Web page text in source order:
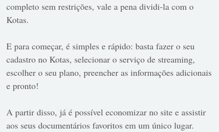
completo sem restrições, vale a pena dividi-la com o
Kotas.
E para começar, é simples e rápido: basta fazer o seu
cadastro no Kotas, selecionar o serviço de streaming,
escolher o seu plano, preencher as informações adicionais
e pronto!
A partir disso, já é possível economizar no site e assistir
aos seus documentários favoritos em um único lugar.